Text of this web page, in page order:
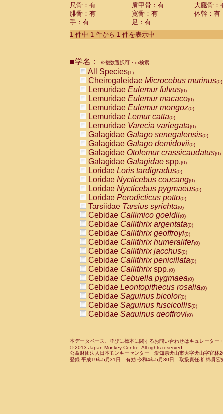
Cebidae Saguinus weddelli
Cebidae Saguinusspp.
Cebidae Aotus trivirgatus
Cebidae Cebus albifrons
CebidaeCebus nigrivittatus
CebidaeCebus
CebidaeSaimiri boliviensis(0)
CebidaeSaimiri sciureus(0)
AtelidaeAlouatta caraya(0)
AtelidaeAlouatta fusca(0)
AtelidaeAlouatta seniculus
AtelidaeAlouattaspp.(0)
AtelidaeAteles belzebuth(0)
AtelidaeAteles geoffroyi(0)
AtelidaeAteles paniscus(0)
AtelidaeAtelesspp.(0)
Atelidae Lagothrix lagothricha
AtelidaeLagothrix lagothricha cana
PitheciidaeCacajao calvus
PitheciidaeCallicebus cupreus
PitheciidaeCallicebus donacophilus
PitheciidaeCallicebus moloch
PitheciidaeCallicebus torquatus
PitheciidaeCallicebusspp.(0)
PitheciidaeChiropotes satanas(0)
PitheciidaePithecia monachus
PitheciidaePithecia pithecia(0)
CercopithecidaeCercocebus agilis
CercopithecidaeCercocebus
CercopithecidaeCercocebus
CercopithecidaeCercocebus
CercopithecidaeCercocebus
CercopithecidaeCercocebushybrid
CercopithecidaePapio anubis(0)
CercopithecidaePapio cynocephalus
CercopithecidaePapio hamadryas(0)
尺骨：有
肩甲骨：有
大腿骨：
腓骨：有
寛骨：有
体幹：有
手：有
足：有
1 件中 1 件から 1 件を表示中
■学名： ※複数選択可・or検索
All Species(1)
Cheirogaleidae Microcebus murinus(0)
Lemuridae Eulemur fulvus(0)
Lemuridae Eulemur macaco(0)
Lemuridae Eulemur mongoz(0)
Lemuridae Lemur catta(0)
Lemuridae Varecia variegata(0)
Galagidae Galago senegalensis(0)
Galagidae Galago demidovii(0)
Galagidae Otolemur crassicaudatus(0)
Galagidae Galagidae spp.(0)
Loridae Loris tardigradus(0)
Loridae Nycticebus coucang(0)
Loridae Nycticebus pygmaeus(0)
Loridae Perodicticus potto(0)
Tarsiidae Tarsius syrichta(0)
Cebidae Callimico goeldii(0)
Cebidae Callithrix argentata(0)
Cebidae Callithrix geoffroyi(0)
Cebidae Callithrix humeralifer(0)
Cebidae Callithrix jacchus(0)
Cebidae Callithrix penicillata(0)
Cebidae Callithrixspp.(0)
Cebidae Cebuella pygmaea(0)
Cebidae Leontopithecus rosalia(0)
Cebidae Saguinus bicolor(0)
Cebidae Saguinus fuscicollis(0)
Cebidae Saguinus geoffroyi(0)
CebidaeSaguinus leucopus(0)
CebidaeSaguinus midas(0)
Cebidae Saguinus mystax(0)
本データベース、並びに標本に関するお問い合わせはキュレータ
© 2013 Japan Monkey Centre. All rights reserved.
公益財団法人日本モンキーセンター 愛知県犬山市大字犬山字官
登録:平成19年5月31日 有効:令和4年5月30日 取扱責任者:綿貫宏